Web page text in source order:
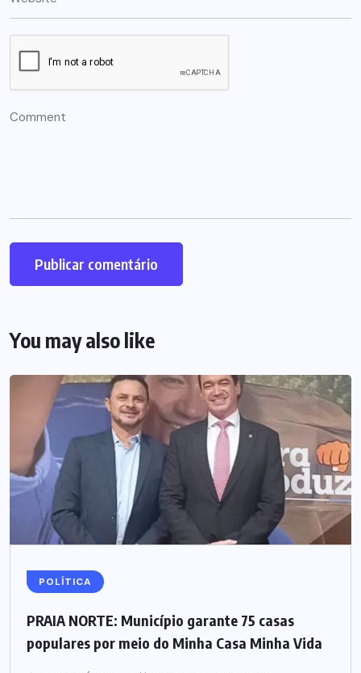
You may also like
POLÍTICA
PRAIA NORTE: Município garante 75 casas
populares por meio do Minha Casa Minha Vida